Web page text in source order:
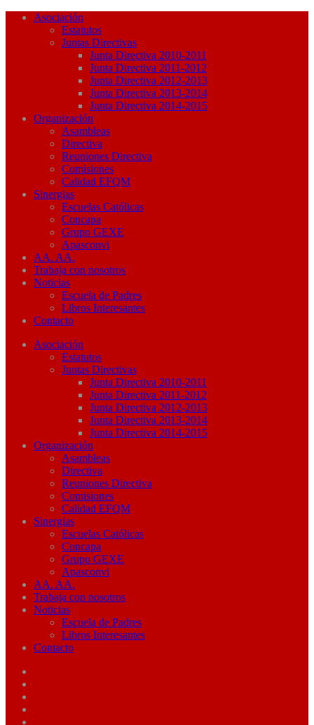
Asociación
Estatutos
Juntas Directivas
Junta Directiva 2010-2011
Junta Directiva 2011-2012
Junta Directiva 2012-2013
Junta Directiva 2013-2014
Junta Directiva 2014-2015
Organización
Asambleas
Directiva
Reuniones Directiva
Comisiones
Calidad EFQM
Sinergias
Escuelas Católicas
Concapa
Grupo GEXE
Apasconvi
AA. AA.
Trabaja con nosotros
Noticias
Escuela de Padres
Libros Interesantes
Contacto
Asociación
Estatutos
Juntas Directivas
Junta Directiva 2010-2011
Junta Directiva 2011-2012
Junta Directiva 2012-2013
Junta Directiva 2013-2014
Junta Directiva 2014-2015
Organización
Asambleas
Directiva
Reuniones Directiva
Comisiones
Calidad EFQM
Sinergias
Escuelas Católicas
Concapa
Grupo GEXE
Apasconvi
AA. AA.
Trabaja con nosotros
Noticias
Escuela de Padres
Libros Interesantes
Contacto